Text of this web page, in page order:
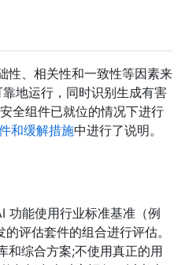
性、相关性和一致性等因素来
地运行，同时识别生成有害
全组件已就位的情况下进行
和缓解措施中进行了说明。
能使用行业标准基准（例
评估套件的组合进行评估。
和综合方案;不使用真正的用